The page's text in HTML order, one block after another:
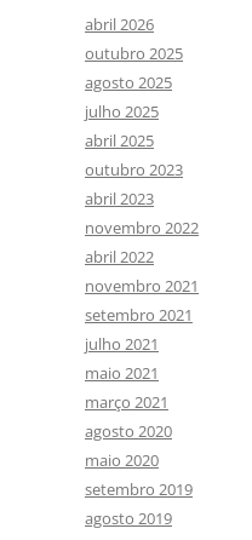
abril 2026
outubro 2025
agosto 2025
julho 2025
abril 2025
outubro 2023
abril 2023
novembro 2022
abril 2022
novembro 2021
setembro 2021
julho 2021
maio 2021
março 2021
agosto 2020
maio 2020
setembro 2019
agosto 2019